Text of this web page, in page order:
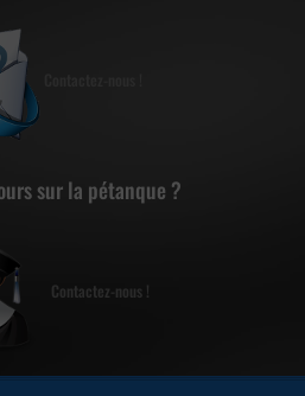
sur la pétanque ?
Contactez-nous !